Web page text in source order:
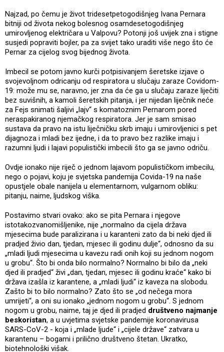
Najzad, po čemu je život tridesetpetogodišnjeg Ivana Pernara
bitniji od života nekog bolesnog osamdesetogodišnjeg
umirovljenog električara u Valpovu? Potonji još uvijek zna i stigne
susjedi popraviti bojler, pa za svijet tako uraditi više nego što će
Pernar za cijelog svog bijednog života.
Imbecil se potom javno kurči potpisivanjem šeretske izjave o
svojevoljnom odricanju od respiratora u slučaju zaraze Covidom-
19: može mu se, naravno, jer zna da će ga u slučaju zaraze liječiti
bez suvišnih, a kamoli šeretskih pitanja, i jer nijedan liječnik neće
za Fejs snimati šaljivi „lajv“ s komatoznim Pernarom pored
neraspakiranog njemačkog respiratora. Jer je sam smisao
sustava da pravo na istu liječničku skrb imaju i umirovljenici s pet
dijagnoza i mladi bez ijedne, i da to pravo bez razlike imaju i
razumni ljudi i lajavi populistički imbecili što ga se javno odriču.
Ovdje ionako nije riječ o jednom lajavom populističkom imbecilu,
nego o pojavi, koju je svjetska pandemija Covida-19 na naše
opustjele obale nanijela u elementarnom, vulgarnom obliku:
pitanju, naime, ljudskog viška.
Postavimo stvari ovako: ako se pita Pernara i njegove
istotakozvanomišljenike, nije „normalno da cijela država
mjesecima bude paralizirana i u karanteni zato da bi neki djed ili
pradjed živio dan, tjedan, mjesec ili godinu dulje“, odnosno da su
„mladi ljudi mjesecima u kavezu radi onih koji su jednom nogom
u grobu“. Što bi onda bilo normalno? Normalno bi bilo da „neki
djed ili pradjed“ živi „dan, tjedan, mjesec ili godinu kraće“ kako bi
država izašla iz karantene, a „mladi ljudi“ iz kaveza na slobodu.
Zašto bi to bilo normalno? Zato što se „od nečega mora
umrijeti“, a oni su ionako „jednom nogom u grobu“. S jednom
nogom u grobu, naime, taj je djed ili pradjed društveno najmanje
beskoristan, a u uvjetima svjetske pandemije koronavirusa
SARS-CoV-2 - koja i „mlade ljude“ i „cijele države“ zatvara u
karantenu – bogami i prilično društveno štetan. Ukratko,
biotehnološki višak.